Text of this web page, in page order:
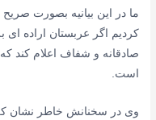
ما در این بیانیه بصورت
کردیم اگر عربستان اراده
صادقانه و شفاف اعلام کند
است.
وی در سخنانش خاطر نشان